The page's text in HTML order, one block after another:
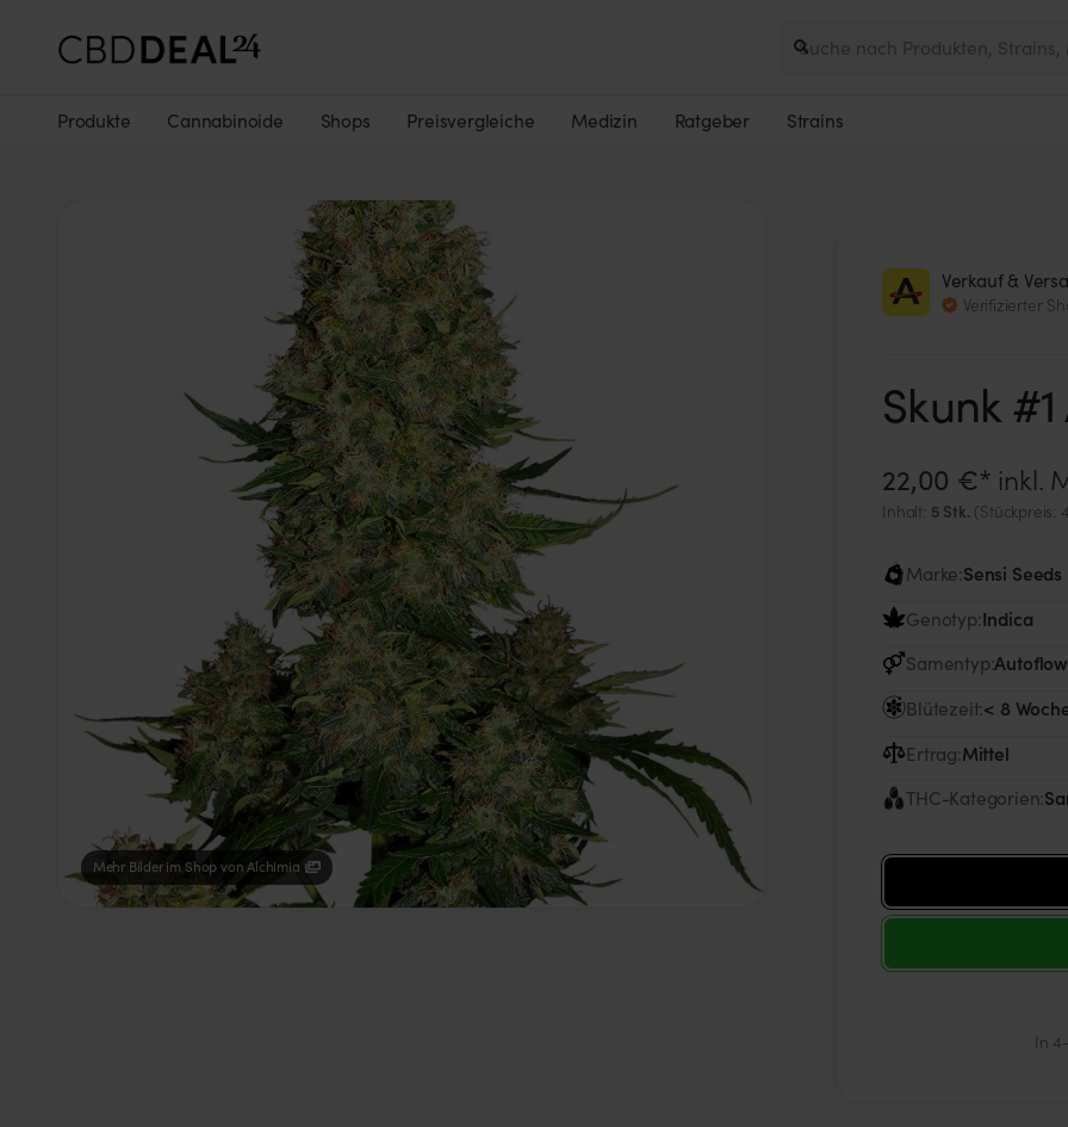
Produkte Cannabinoide Shops Preisvergleiche Medizin Ratgeber Strains
Mehr Bilder im Shop von Alchimia
Verkauf &
Verifizierter
Skunk
22,00 €* inkl.
Inhalt: 5 Stk. (Stückpreis:
Marke:Sensi Seeds
Genotyp:Indica
Samentyp:
Blütezeit:< 8
Ertrag:Mittel
THC-Kategorien:
In